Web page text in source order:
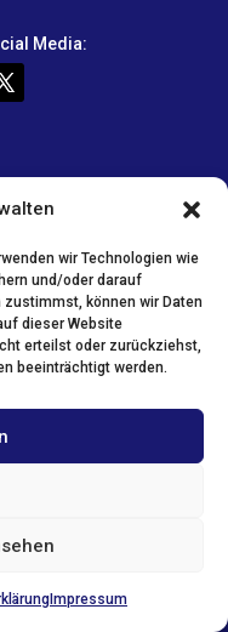
wir Technologien wie
und/oder darauf
zustimmst, können wir Daten
dieser Website
erteilst oder zurückziehst,
beeinträchtigt werden.
Impressum
Media: